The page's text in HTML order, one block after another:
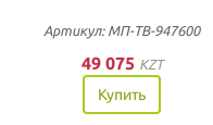
Артикул: МП-ТВ-947600
49 075 KZT
Купить